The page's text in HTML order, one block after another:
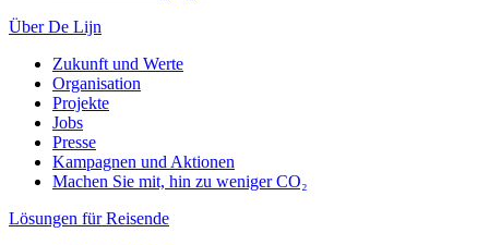
Über De Lijn
Zukunft und Werte
Organisation
Projekte
Jobs
Presse
Kampagnen und Aktionen
Machen Sie mit, hin zu weniger CO₂
Lösungen für Reisende